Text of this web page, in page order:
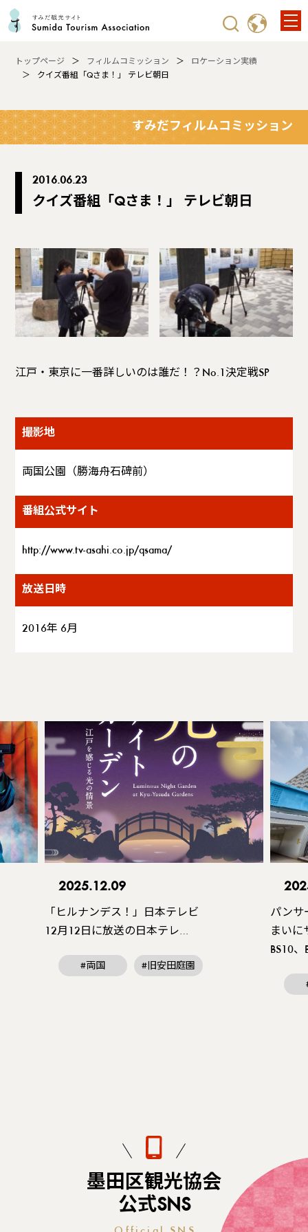
トップページ フィルムコミッション
ロケーション実績
クイズ番組「Qさま！」 テレビ朝日
すみだフィルムコミッション
2016.06.23
クイズ番組「Qさま！」 テレビ朝日
江戸・東京に一番詳しいのは誰だ！？No.1決定戦SP
撮影地
両国公園（勝海舟石碑前）
番組公式サイト
http://www.tv-asahi.co.jp/qsama/
放送日時
2016年 6月
2025.12.09
「ヒルナンデス！」日本テレビ
12月12日に放送の日本テレ…
#両国 #旧安田庭園
パンサ
まいに
BS10
墨田区観光協会
公式SNS